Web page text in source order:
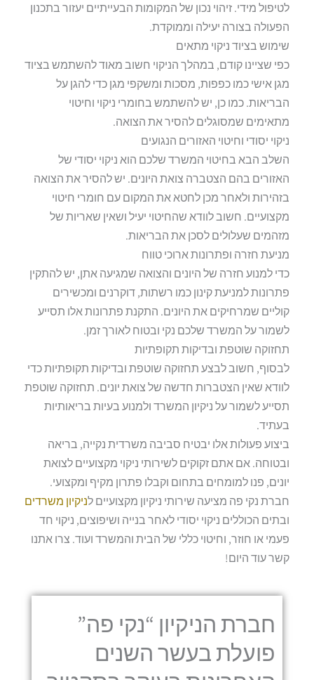
לטיפול מידי. זיהוי נכון של המקומות הבעייתיים יעזור בתכנון
הפעולה בצורה יעילה וממוקדת.
שימוש בציוד ניקוי מתאים
כפי שציינו קודם, במהלך הניקוי חשוב מאוד להשתמש בציוד
מגן אישי כמו כפפות, מסכות ומשקפי מגן כדי להגן על
הבריאות. כמו כן, יש להשתמש בחומרי ניקוי וחיטוי
מתאימים שמסוגלים להסיר את הצואה.
ניקוי יסודי וחיטוי האזורים הנגועים
השלב הבא בחיטוי המשרד שלכם הוא ניקוי יסודי של
האזורים בהם הצטברה צואת היונים. יש להסיר את הצואה
בזהירות ולאחר מכן לחטא את המקום עם חומרי חיטוי
מקצועיים. חשוב לוודא שהחיטוי יעיל ושאין שאריות של
מזהמים שעלולים לסכן את הבריאות.
מניעת חזרה ופתרונות ארוכי טווח
כדי למנוע חזרה של היונים והצואה שמגיעה אתן, יש להתקין
פתרונות למניעת קינון כמו רשתות, דוקרנים ומכשירים
קוליים שמרחיקים את היונים. התקנת פתרונות אלו תסייע
לשמור על המשרד שלכם נקי ובטוח לאורך זמן.
תחזוקה שוטפת ובדיקות תקופתיות
לבסוף, חשוב לבצע תחזוקה שוטפת ובדיקות תקופתיות כדי
לוודא שאין הצטברות חדשה של צואת יונים. תחזוקה שוטפת
תסייע לשמור על ניקיון המשרד ולמנוע בעיות בריאותיות
בעתיד.
ביצוע פעולות אלו יבטיח סביבה משרדית נקייה, בריאה
ובטוחה. אם אתם זקוקים לשירותי ניקוי מקצועיים לצואת
יונים, פנו למומחים בתחום וקבלו פתרון מקיף ומקצועי.
חברת נקי פה מציעה שירותי ניקיון מקצועיים לניקיון משרדים
ובתים הכוללים ניקוי יסודי לאחר בנייה ושיפוצים, ניקוי חד
פעמי או חוזר, וחיטוי כללי של הבית והמשרד ועוד. צרו אתנו
קשר עוד היום!
חברת הניקיון “נקי פה”
פועלת בעשר השנים